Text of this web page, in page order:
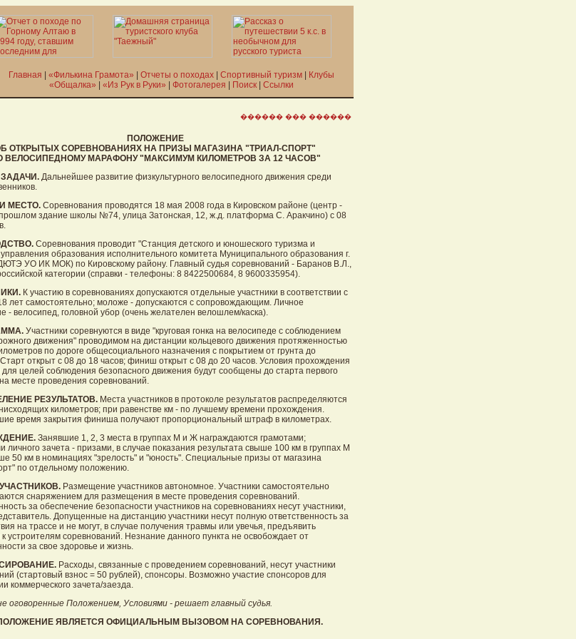
Главная «Филькина Грамота» Отчеты о походах| Спортивный туризм|
Клубы
«Общалка»
«Из Рук в Руки» Фотогалерея Поиск| Ссылки
������ ��� ������
ПОЛОЖЕНИЕ
ОТКРЫТЫХ СОРЕВНОВАНИЯХ НА ПРИЗЫ МАГАЗИНА "ТРИАЛ-СПОРТ"
ВЕЛОСИПЕДНОМУ МАРАФОНУ "МАКСИМУМ КИЛОМЕТРОВ ЗА 12 ЧАСОВ"
ЗАДАЧИ. Дальнейшее развитие физкультурного велосипедного движения среди
МЕСТО. Соревнования проводятся 18 мая 2008 года в Кировском районе (центр -
здание школы №74, улица Затонская, 12, ж.д. платформа С. Аракчино) с 08
Соревнования проводит "Станция детского и юношеского туризма и
управления образования исполнительного комитета Муниципального образования г.
УО ИК МОК) по Кировскому району. Главный судья соревнований - Баранов В.Л.,
категории (справки - телефоны: 8 8422500684, 8 9600335954).
К участию в соревнованиях допускаются отдельные участники в соответствии с
лет самостоятельно; моложе - допускаются с сопровождающим. Личное
- велосипед, головной убор (очень желателен велошлем/каска).
Участники соревнуются в виде "круговая гонка на велосипеде с соблюдением
движения" проводимом на дистанции кольцевого движения протяженностью
по дороге общесоциального назначения с покрытием от грунта до
открыт с 08 до 18 часов; финиш открыт с 08 до 20 часов. Условия прохождения
для целей соблюдения безопасного движения будут сообщены до старта первого
месте проведения соревнований.
РЕЗУЛЬТАТОВ. Места участников в протоколе результатов распределяются
километров; при равенстве км - по лучшему времени прохождения.
время закрытия финиша получают пропорциональный штраф в километрах.
Занявшие 1, 2, 3 места в группах М и Ж награждаются грамотами;
личного зачета - призами, в случае показания результата свыше 100 км в группах М
50 км в номинациях "зрелость" и "юность". Специальные призы от магазина
по отдельному положению.
Размещение участников автономное. Участники самостоятельно
снаряжением для размещения в месте проведения соревнований.
за обеспечение безопасности участников на соревнованиях несут участники,
Допущенные на дистанцию участники несут полную ответственность за
на трассе и не могут, в случае получения травмы или увечья, предъявить
устроителям соревнований. Незнание данного пункта не освобождает от
за свое здоровье и жизнь.
Расходы, связанные с проведением соревнований, несут участники
(стартовый взнос = 50 рублей), спонсоры. Возможно участие спонсоров для
коммерческого зачета/заезда.
оговоренные Положением, Условиями - решает главный судья.
ЯВЛЯЕТСЯ ОФИЦИАЛЬНЫМ ВЫЗОВОМ НА СОРЕВНОВАНИЯ.